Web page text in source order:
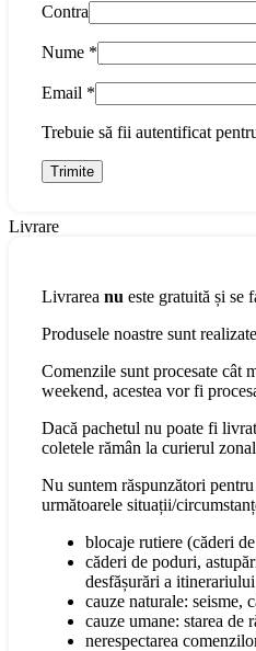
Contra
Nume *
Email *
Trebuie să fii autentificat
Livrare
Livrarea nu este gratuită și se
Produsele noastre sunt
Comenzile sunt procesate cât
weekend, acestea vor fi
Dacă pachetul nu poate fi
coletele rămân la curierul
Nu suntem răspunzători
următoarele situații/
blocaje rutiere (căderi
căderi de poduri,
desfășurări a
cauze naturale: seisme,
cauze umane: starea de
nerespectarea